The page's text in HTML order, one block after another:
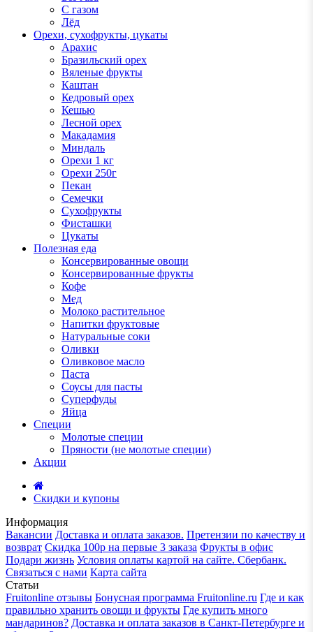
С газом
Лёд
Орехи, сухофрукты, цукаты
Арахис
Бразильский орех
Вяленые фрукты
Каштан
Кедровый орех
Кешью
Лесной орех
Макадамия
Миндаль
Орехи 1 кг
Орехи 250г
Пекан
Семечки
Сухофрукты
Фисташки
Цукаты
Полезная еда
Консервированные овощи
Консервированные фрукты
Кофе
Мед
Молоко растительное
Напитки фруктовые
Натуральные соки
Оливки
Оливковое масло
Паста
Соусы для пасты
Суперфуды
Яйца
Специи
Молотые специи
Пряности (не молотые специи)
Акции
Скидки и купоны
Информация
Вакансии Доставка и оплата заказов. Претензии по качеству и
возврат Скидка 100р на первые 3 заказа Фрукты в офис
Подари жизнь Условия оплаты картой на сайте. Сбербанк.
Связаться с нами Карта сайта
Статьи
Fruitonline отзывы Бонусная программа Fruitonline.ru Где и как
правильно хранить овощи и фрукты Где купить много
мандаринов? Доставка и оплата заказов в Санкт-Петербурге и